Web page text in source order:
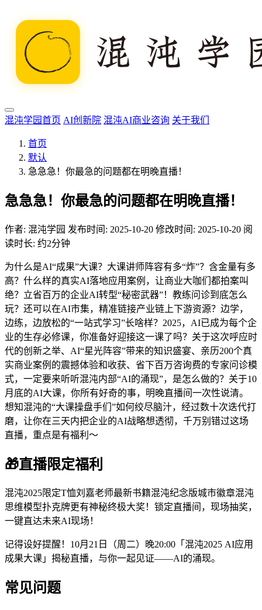
混沌学园首页 AI创新院 混沌AI商业咨询 关于我们
首页
默认
急急急！你最急的问题都在明晚直播！
急急急！你最急的问题都在明晚直播！
作者: 混沌学园 发布时间: 2025-10-20 修改时间: 2025-10-20 阅
读时长: 约2分钟
为什么是AI“成果”大课？大课讲师阵容有多“炸”？含金量有多
高？什么样的真实AI落地应用案例，让商业大咖们都拍案叫
绝？立省百万的企业AI转型“秘密武器”！教练问诊到底怎么
玩？还可以在AI市集，精准链接产业链上下游资源？边学，
边练，边放松的“一站式学习”长啥样？2025，AI已成为每个企
业的生存必修课，你准备好迎接这一课了吗？关于这次呼应时
代的创新之举、AI“星光阵容”带来的知识盛宴、亲历200个真
实商业案例的震撼体验和收获、省下百万咨询费的专家问诊模
式，一定要来听听混沌内部“AI的涌现”，是怎么做的？关于10
月底的AI大课，你所有好奇的事，明晚直播间一次性说清。
想知混沌的“大课操盘手们”如何绞尽脑汁，经过数十次迭代打
磨，让你在三天内把企业的AI战略想透彻，千万别错过这场
直播，重点是有福利～
🎁直播限定福利
混沌2025限定T恤刘嘉老师最新书籍混沌纪念版城市徽章混沌
思维模型扑克牌更有神秘终极大奖！锁定直播间，现场抽奖，
一键直达未来AI现场！
记得设好提醒！10月21日（周二）晚20:00「混沌2025 AI应用
成果大课」揭秘直播，与你一起见证——AI的涌现。
常见问题